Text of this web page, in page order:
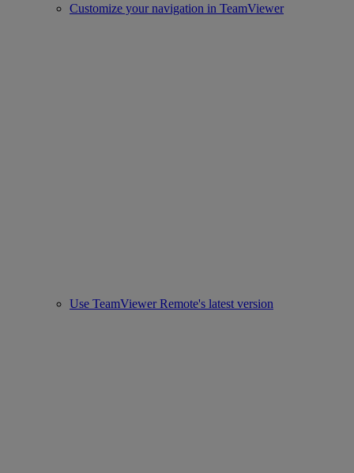
Customize your navigation in TeamViewer
Use TeamViewer Remote's latest version